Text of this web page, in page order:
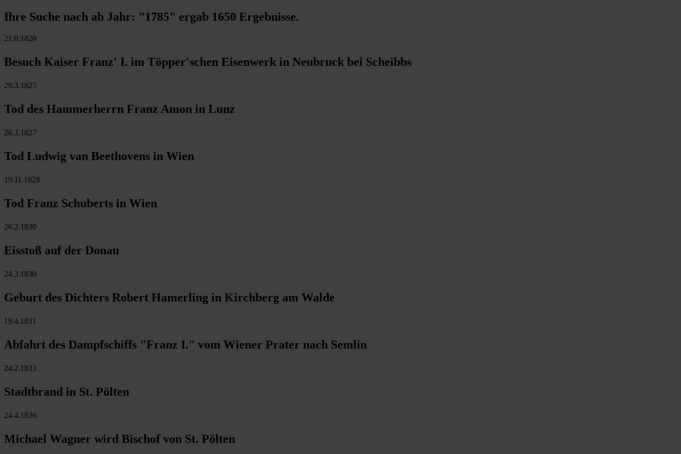
Ihre Suche nach ab Jahr: "1785" ergab 1650 Ergebnisse.
21.8.1820
Besuch Kaiser Franz' I. im Töpper'schen Eisenwerk in Neubruck bei Scheibbs
29.3.1825
Tod des Hammerherrn Franz Amon in Lunz
26.3.1827
Tod Ludwig van Beethovens in Wien
19.11.1828
Tod Franz Schuberts in Wien
26.2.1830
Eisstoß auf der Donau
24.3.1830
Geburt des Dichters Robert Hamerling in Kirchberg am Walde
19.4.1831
Abfahrt des Dampfschiffs "Franz I." vom Wiener Prater nach Semlin
24.2.1833
Stadtbrand in St. Pölten
24.4.1836
Michael Wagner wird Bischof von St. Pölten